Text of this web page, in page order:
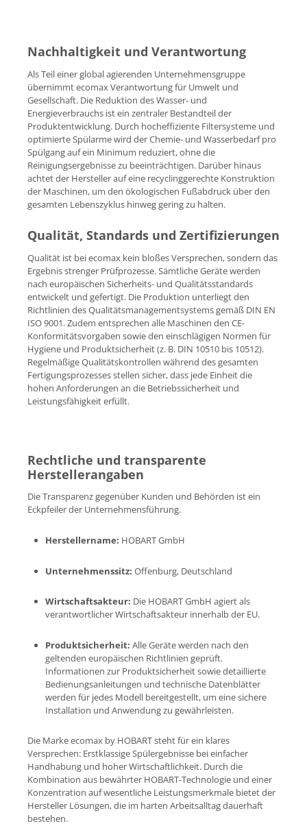
Nachhaltigkeit und Verantwortung
Als Teil einer global agierenden Unternehmensgruppe
übernimmt ecomax Verantwortung für Umwelt und
Gesellschaft. Die Reduktion des Wasser- und
Energieverbrauchs ist ein zentraler Bestandteil der
Produktentwicklung. Durch hocheffiziente Filtersysteme und
optimierte Spülarme wird der Chemie- und Wasserbedarf pro
Spülgang auf ein Minimum reduziert, ohne die
Reinigungsergebnisse zu beeinträchtigen. Darüber hinaus
achtet der Hersteller auf eine recyclinggerechte Konstruktion
der Maschinen, um den ökologischen Fußabdruck über den
gesamten Lebenszyklus hinweg gering zu halten.
Qualität, Standards und Zertifizierungen
Qualität ist bei ecomax kein bloßes Versprechen, sondern das
Ergebnis strenger Prüfprozesse. Sämtliche Geräte werden
nach europäischen Sicherheits- und Qualitätsstandards
entwickelt und gefertigt. Die Produktion unterliegt den
Richtlinien des Qualitätsmanagementsystems gemäß DIN EN
ISO 9001. Zudem entsprechen alle Maschinen den CE-
Konformitätsvorgaben sowie den einschlägigen Normen für
Hygiene und Produktsicherheit (z. B. DIN 10510 bis 10512).
Regelmäßige Qualitätskontrollen während des gesamten
Fertigungsprozesses stellen sicher, dass jede Einheit die
hohen Anforderungen an die Betriebssicherheit und
Leistungsfähigkeit erfüllt.
Rechtliche und transparente
Herstellerangaben
Die Transparenz gegenüber Kunden und Behörden ist ein
Eckpfeiler der Unternehmensführung.
Herstellername: HOBART GmbH
Unternehmenssitz: Offenburg, Deutschland
Wirtschaftsakteur: Die HOBART GmbH agiert als
verantwortlicher Wirtschaftsakteur innerhalb der EU.
Produktsicherheit: Alle Geräte werden nach den
geltenden europäischen Richtlinien geprüft.
Informationen zur Produktsicherheit sowie detaillierte
Bedienungsanleitungen und technische Datenblätter
werden für jedes Modell bereitgestellt, um eine sichere
Installation und Anwendung zu gewährleisten.
Die Marke ecomax by HOBART steht für ein klares
Versprechen: Erstklassige Spülergebnisse bei einfacher
Handhabung und hoher Wirtschaftlichkeit. Durch die
Kombination aus bewährter HOBART-Technologie und einer
Konzentration auf wesentliche Leistungsmerkmale bietet der
Hersteller Lösungen, die im harten Arbeitsalltag dauerhaft
bestehen.